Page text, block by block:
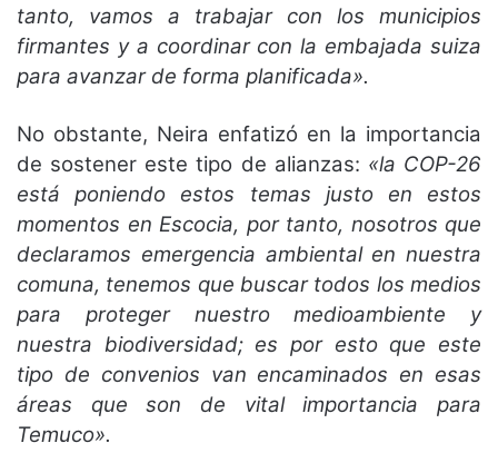
tanto, vamos a trabajar con los municipios
firmantes y a coordinar con la embajada suiza
para avanzar de forma planificada».
No obstante, Neira enfatizó en la importancia
de sostener este tipo de alianzas: «la COP-26
está poniendo estos temas justo en estos
momentos en Escocia, por tanto, nosotros que
declaramos emergencia ambiental en nuestra
comuna, tenemos que buscar todos los medios
para proteger nuestro medioambiente y
nuestra biodiversidad; es por esto que este
tipo de convenios van encaminados en esas
áreas que son de vital importancia para
Temuco».